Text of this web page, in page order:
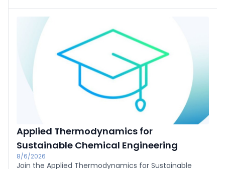
Applied Thermodynamics for
Sustainable Chemical Engineering
8/6/2026
Join the Applied Thermodynamics for Sustainable